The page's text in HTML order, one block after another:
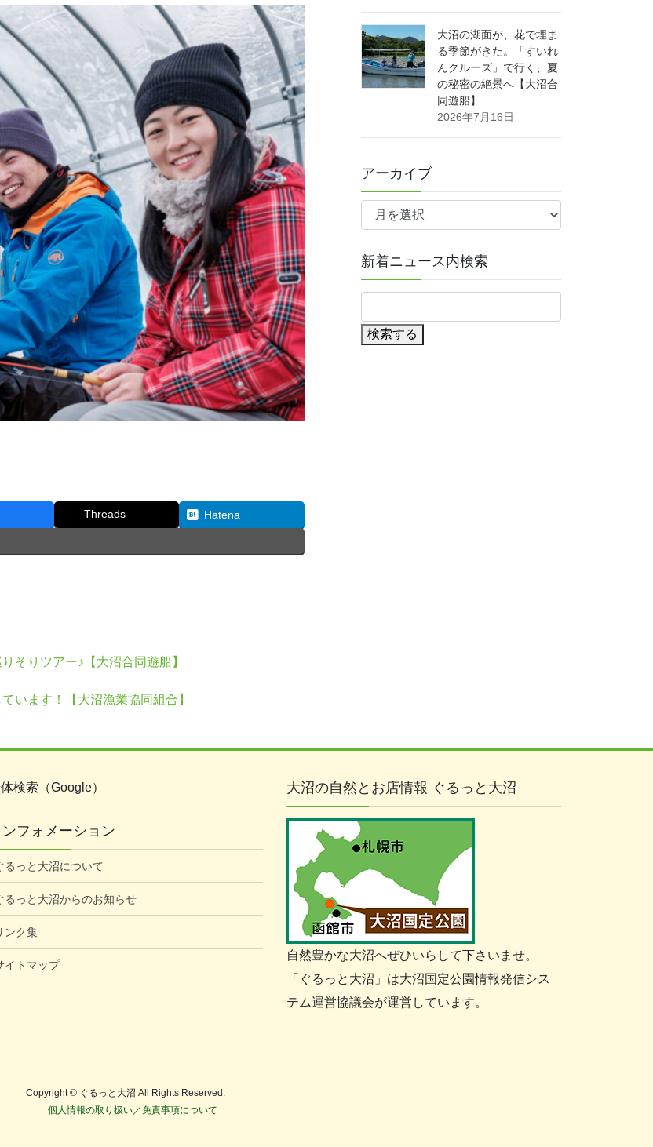
Threads Hatena
そりツアー♪【大沼合同遊船】
います！【大沼漁業協同組合】
大沼の湖面が、花で埋ま
る季節がきた。「すいれ
んクルーズ」で行く、夏
の秘密の絶景へ【大沼合
同遊船】
2026年7月16日
アーカイブ
ア
イ
新着ニュース内検索
検索する
検索（Google）
ンフォメーション
るっと大沼について
るっと大沼からのお知らせ
ンク集
イトマップ
大沼の自然とお店情報 ぐるっと大沼
自然豊かな大沼へぜひいらして下さいませ。
「ぐるっと大沼」は大沼国定公園情報発信シス
テム運営協議会が運営しています。
Copyright © ぐるっと大沼 All Rights Reserved.
個人情報の取り扱い／免責事項について